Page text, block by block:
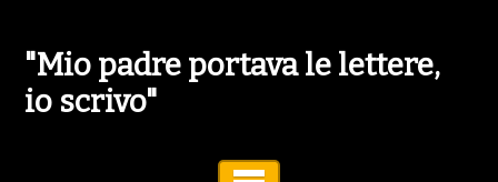
"Mio padre portava le lettere,
io scrivo"